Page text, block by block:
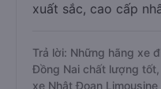
xuất sắc, cao cấp
Trả lời: Những hãng xe
Đồng Nai chất lượng
xe Nhật Đoan